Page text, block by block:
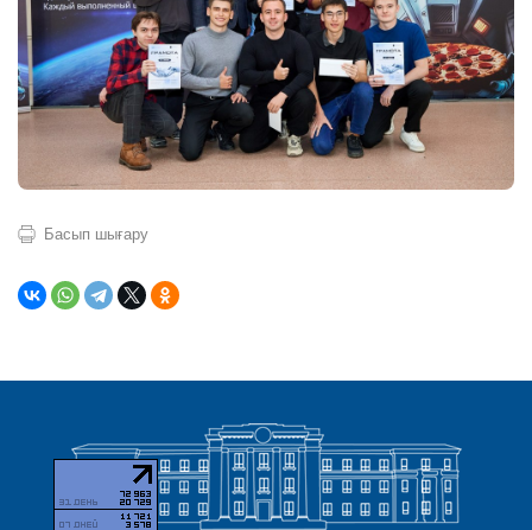
Басып шығару